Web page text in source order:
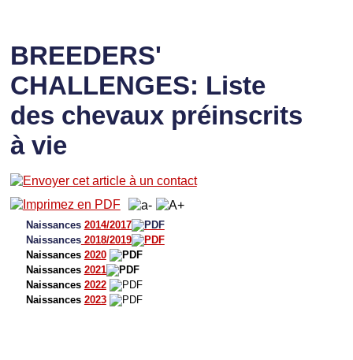
BREEDERS'
CHALLENGES: Liste
des chevaux préinscrits
à vie
Naissances 2014/2017
Naissances2018/2019
Naissances 2020
Naissances 2021
Naissances 2022
Naissances 2023